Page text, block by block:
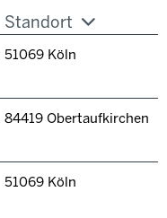
Standort
51069 Köln
84419 Obertaufkirchen
51069 Köln